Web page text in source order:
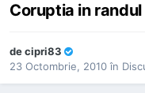
Coruptia in
decipri83
23 Octombrie, 2010 în